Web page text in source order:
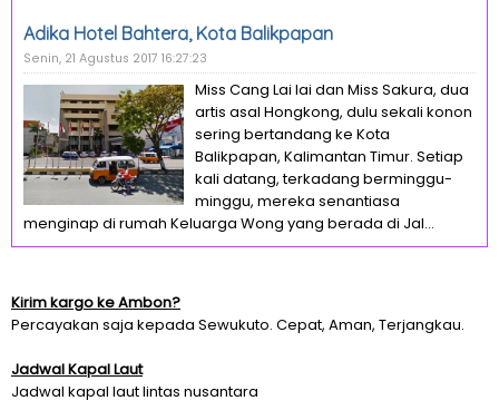
Adika Hotel Bahtera, Kota Balikpapan
Senin, 21 Agustus 2017 16:27:23
Miss Cang Lai lai dan Miss Sakura, dua
artis asal Hongkong, dulu sekali konon
sering bertandang ke Kota
Balikpapan, Kalimantan Timur. Setiap
kali datang, terkadang berminggu-
minggu, mereka senantiasa
menginap di rumah Keluarga Wong yang berada di Jal...
Kirim kargo ke Ambon?
Percayakan saja kepada Sewukuto. Cepat, Aman, Terjangkau.
Jadwal Kapal Laut
Jadwal kapal laut lintas nusantara